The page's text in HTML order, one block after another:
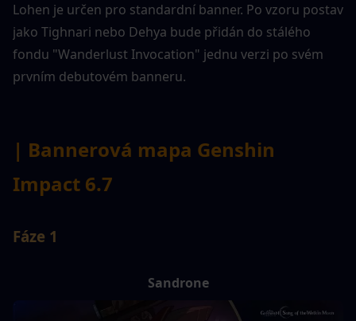
Lohen je určen pro standardní banner. Po vzoru postav
jako Tighnari nebo Dehya bude přidán do stálého
fondu "Wanderlust Invocation" jednu verzi po svém
prvním debutovém banneru.
| Bannerová mapa Genshin
Impact 6.7
Fáze 1
Sandrone